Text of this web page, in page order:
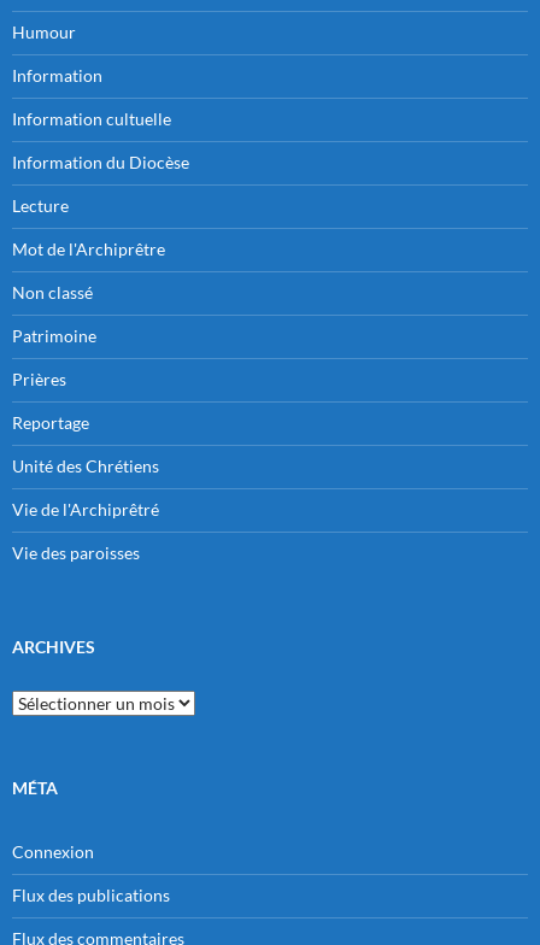
Humour
Information
Information cultuelle
Information du Diocèse
Lecture
Mot de l'Archiprêtre
Non classé
Patrimoine
Prières
Reportage
Unité des Chrétiens
Vie de l'Archiprêtré
Vie des paroisses
ARCHIVES
Archives
MÉTA
Connexion
Flux des publications
Flux des commentaires